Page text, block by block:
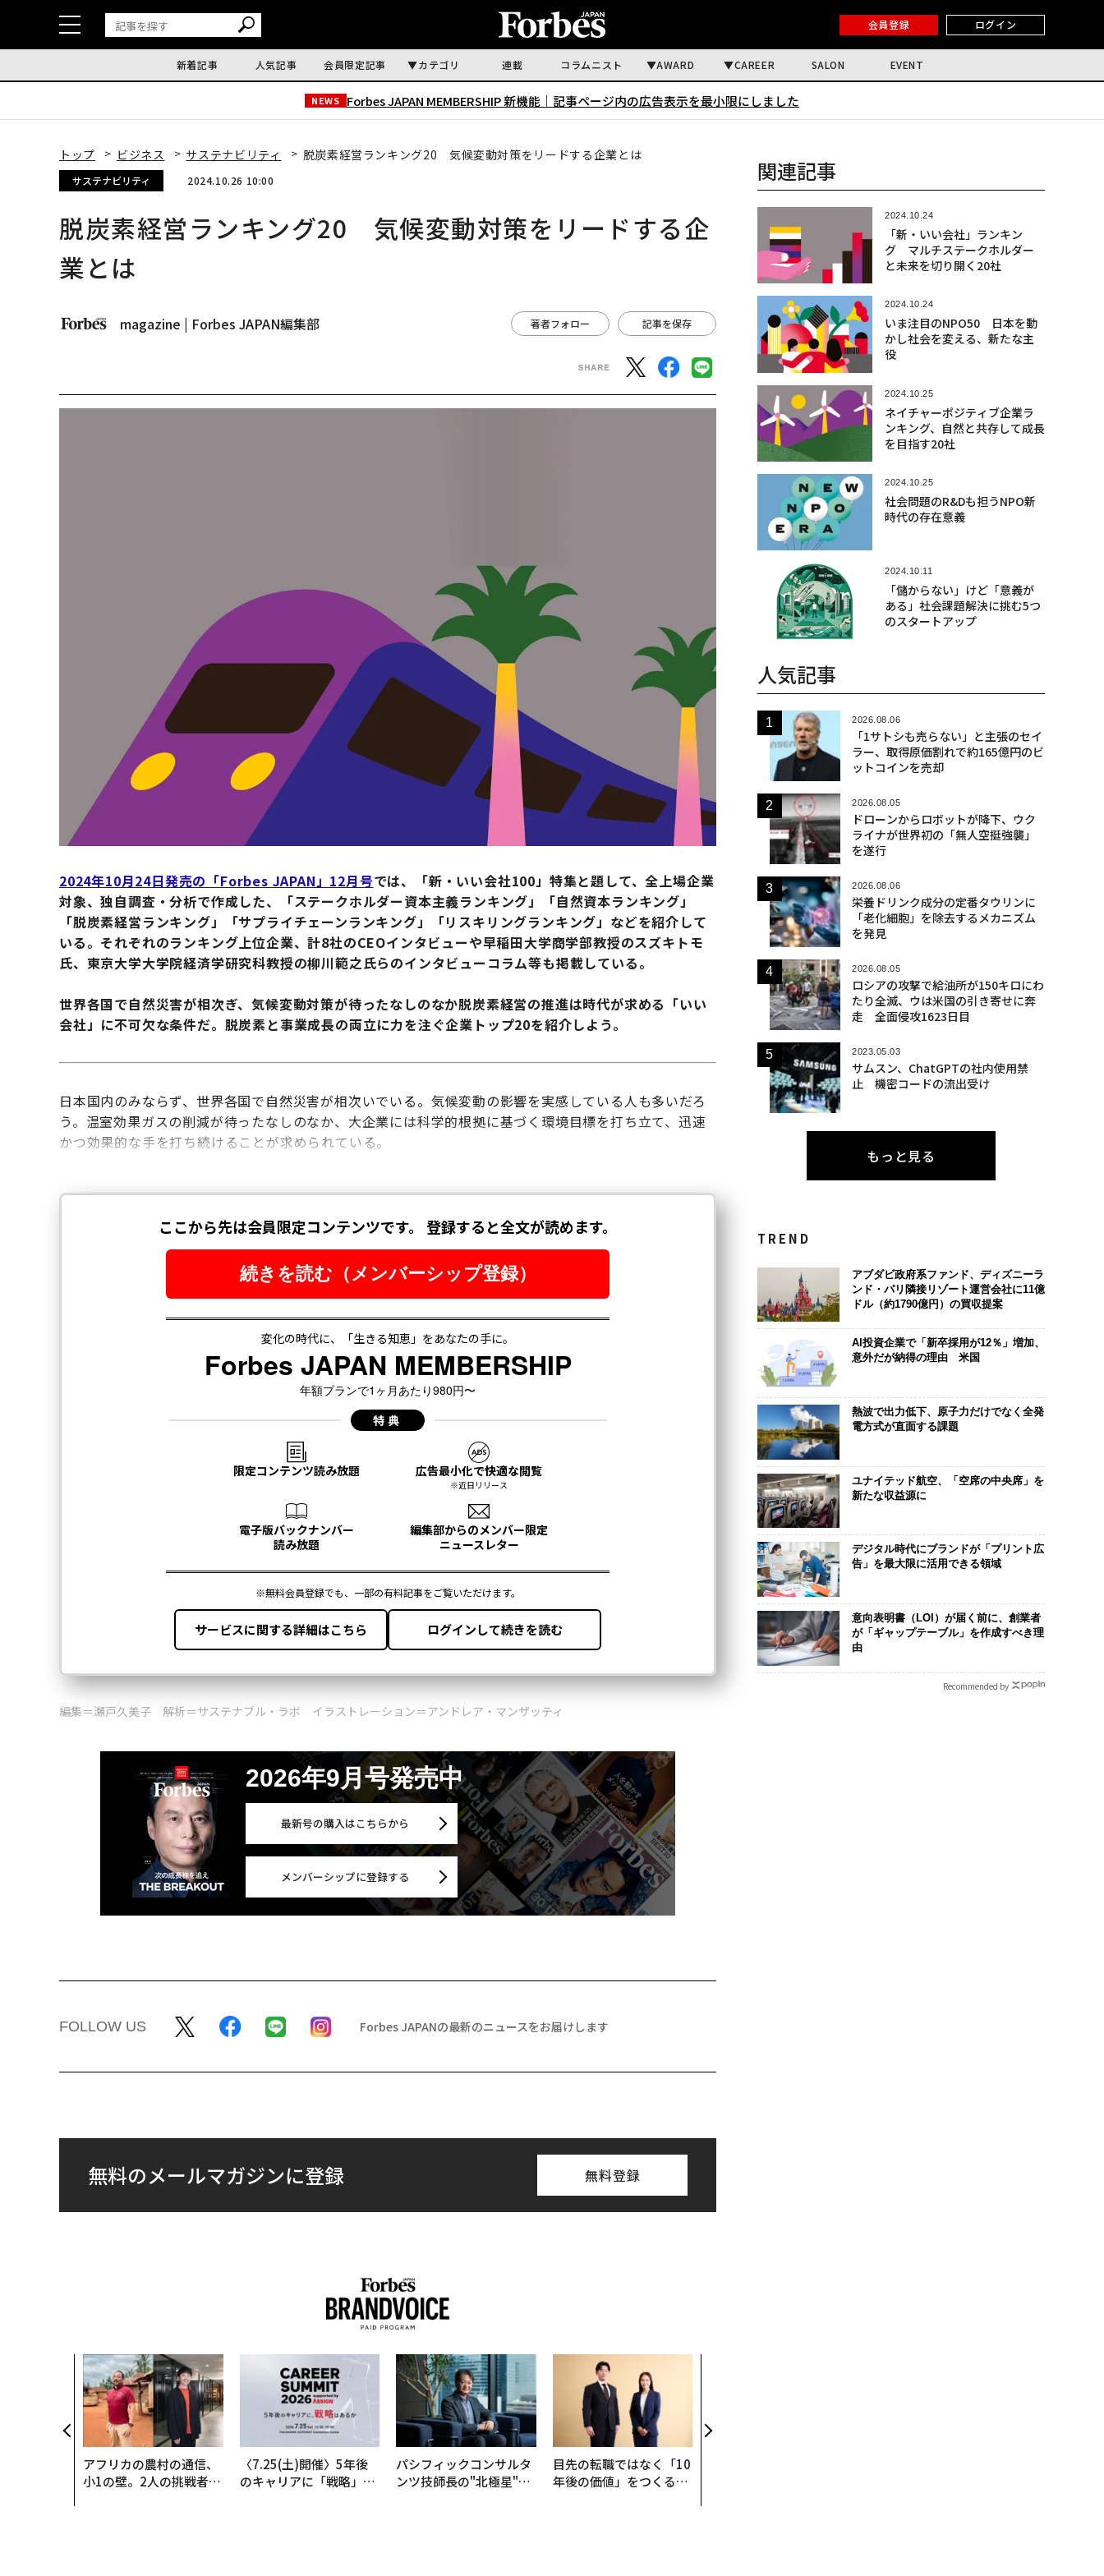
会員登録 ログイン
新着記事 人気記事 会員限定記事 カテゴリ 連載 コラムニスト AWARD CAREER SALON EVENT
NEWS Forbes JAPAN MEMBERSHIP 新機能｜ 記事ページ内の広告表示を最小限にしました
トップ ビジネス サステナビリティ 脱炭素経営ランキング20 気候変動対策をリードする企業とは
サステナビリティ 2024.10.26 10:00
脱炭素経営ランキング20 気候変動対策をリードする企
業とは
magazine | Forbes JAPAN編集部 著者フォロー 記事を保存
2024年10月24日発売の「Forbes JAPAN」12月号では、「新・いい会社100」特集と題して、全上場企業
対象、独自調査・分析で作成した、「ステークホルダー資本主義ランキング」「自然資本ランキング」
「脱炭素経営ランキング」「サプライチェーンランキング」「リスキリングランキング」などを紹介して
いる。それぞれのランキング上位企業、計8社のCEOインタビューや早稲田大学商学部教授のスズキトモ
氏、東京大学大学院経済学研究科教授の柳川範之氏らのインタビューコラム等も掲載している。
世界各国で自然災害が相次ぎ、気候変動対策が待ったなしのなか脱炭素経営の推進は時代が求める「いい
会社」に不可欠な条件だ。脱炭素と事業成長の両立に力を注ぐ企業トップ20を紹介しよう。
日本国内のみならず、世界各国で自然災害が相次いでいる。気候変動の影響を実感している人も多いだろ
う。温室効果ガスの削減が待ったなしのなか、大企業には科学的根拠に基づく環境目標を打ち立て、迅速
かつ効果的な手を打ち続けることが求められている。
編集＝瀬戸久美子 解析＝サステナブル・ラボ イラストレーション＝アンドレア・マンザッティ
2026年9月号発売中
最新号の購入はこちらから
メンバーシップに登録する
FOLLOW US Forbes JAPANの最新のニュースをお届けします
無料のメールマガジンに登録 無料登録
アフリカの農村の通信、
小1の壁。2人の挑戦者が
〈7.25(土)開催〉5年後
のキャリアに「戦略」は
パシフィックコンサルタ
ンツ技師長の"北極星"。
目先の転職ではなく「10
年後の価値」をつくる─
×PwC】
関連記事
2024.10.24
「新・いい会社」ランキン
グ マルチステークホルダー
と未来を切り開く20社
2024.10.24
いま注目のNPO50 日本を動
かし社会を変える、新たな主
役
2024.10.25
ネイチャーポジティブ企業ラ
ンキング、自然と共存して成長
を目指す20社
2024.10.25
社会問題のR&Dも担うNPO新
時代の存在意義
2024.10.11
「儲からない」けど「意義が
ある」社会課題解決に挑む5つ
のスタートアップ
人気記事
2026.08.06
「1サトシも売らない」と主張のセイ
ラー、取得原価割れで約165億円のビ
ットコインを売却
2026.08.05
ドローンからロボットが降下、ウク
ライナが世界初の「無人空挺強襲」
を遂行
2026.08.06
栄養ドリンク成分の定番タウリンに
「老化細胞」を除去するメカニズム
を発見
2026.08.05
ロシアの攻撃で給油所が150キロにわ
たり全滅、ウは米国の引き寄せに奔
走 全面侵攻1623日目
2023.05.03
サムスン、ChatGPTの社内使用禁
止 機密コードの流出受け
もっと見る
TREND
アブダビ政府系ファンド、ディズニーラ
ンド・パリ隣接リゾート運営会社に11億
ドル（約1790億円）の買収提案
AI投資企業で「新卒採用が12％」増加、
意外だが納得の理由 米国
熱波で出力低下、原子力だけでなく全発
電方式が直面する課題
ユナイテッド航空、「空席の中央席」を
新たな収益源に
デジタル時代にブランドが「プリント広
告」を最大限に活用できる領域
意向表明書（LOI）が届く前に、創業者
が「ギャップテーブル」を作成すべき理
由
Recommended by